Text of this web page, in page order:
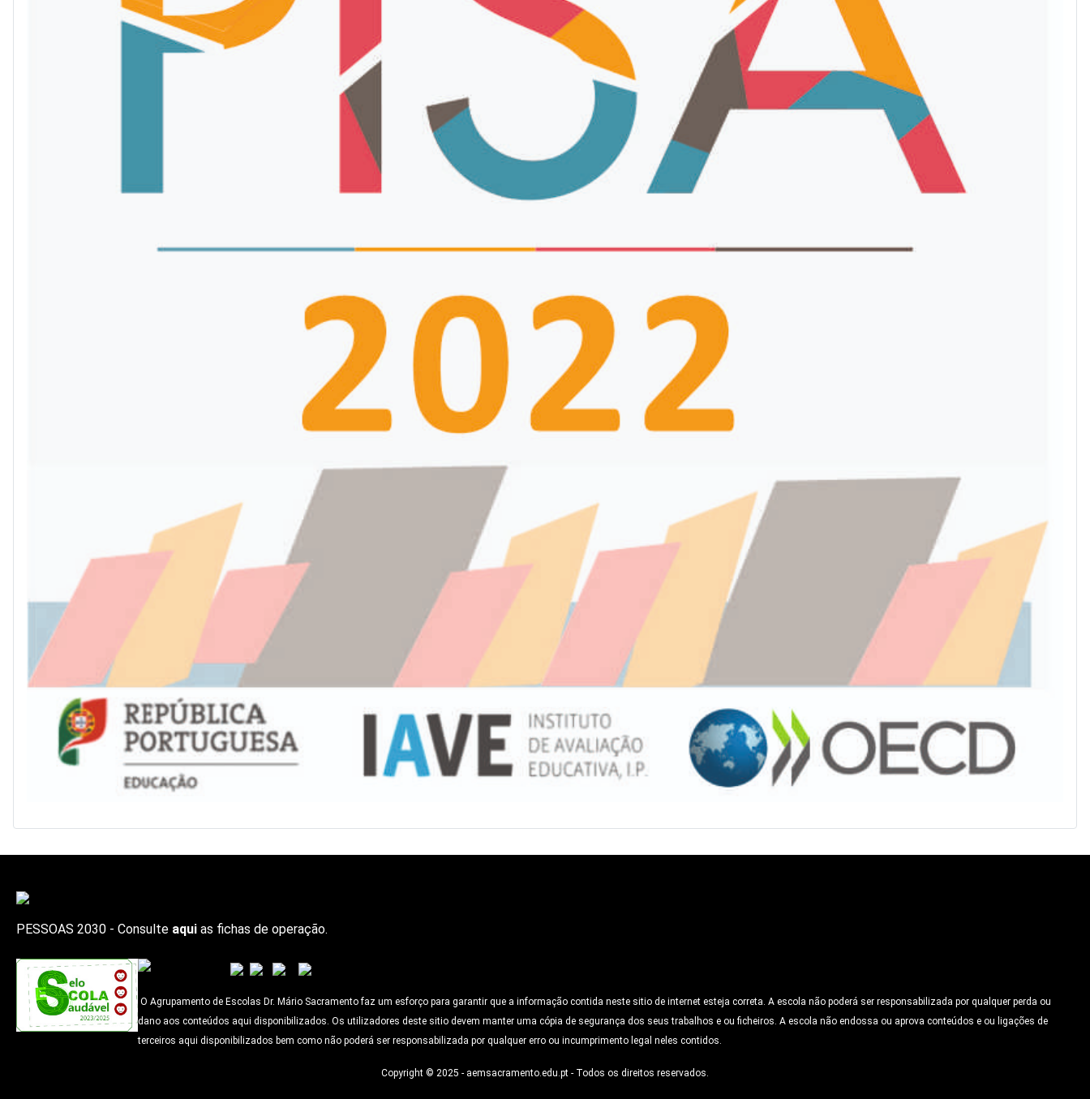
PESSOAS 2030 - Consulte aqui as fichas de operação.
O Agrupamento de Escolas Dr. Mário Sacramento faz um esforço para garantir que a informação contida neste sitio de internet esteja correta. A escola não poderá ser responsabilizada por qualquer perda ou
dano aos conteúdos aqui disponibilizados. Os utilizadores deste sitio devem manter uma cópia de segurança dos seus trabalhos e ou ficheiros. A escola não endossa ou aprova conteúdos e ou ligações de
terceiros aqui disponibilizados bem como não poderá ser responsabilizada por qualquer erro ou incumprimento legal neles contidos.
Copyright © 2025 - aemsacramento.edu.pt - Todos os direitos reservados.